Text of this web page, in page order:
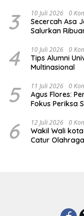
3 10 Juli 2026 0
Secercah Asa
Salurkan
4 10 Juli 2026 0
Tips Alumni
Multinasional
5 11 Juli 2026 0
Agus Flores:
Fokus Periksa
6 12 Juli 2026 0
Wakil Wali
Catur